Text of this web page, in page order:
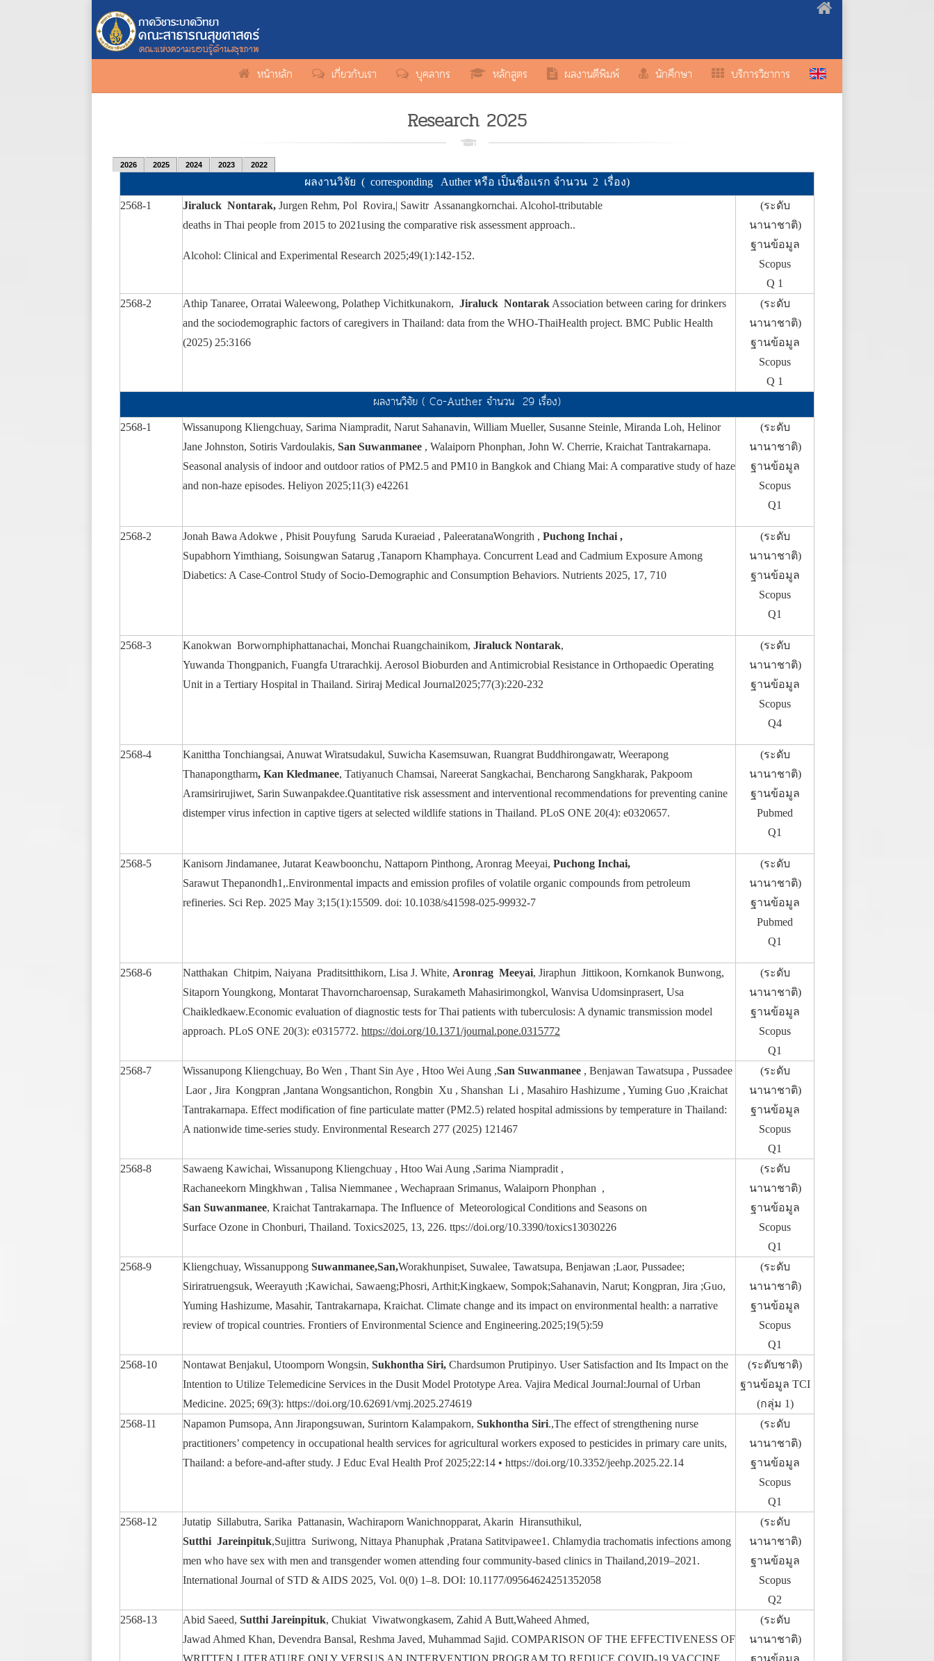
หน้าหลัก เกี่ยวกับเรา บุคลากร หลักสูตร ผลงานตีพิมพ์ นักศึกษา บริการวิชาการ
Research 2025
2026 2025 2024 2023 2022
ผลงานวิจัย ( corresponding Auther หรือ เป็นชื่อแรก จำนวน 2 เรื่อง)
2568-1
Jiraluck Nontarak, Jurgen Rehm, Pol Rovira,| Sawitr Assanangkornchai. Alcohol-ttributable
deaths in Thai people from 2015 to 2021using the comparative risk assessment approach..
Alcohol: Clinical and Experimental Research 2025;49(1):142-152.
(ระดับ
นานาชาติ)
ฐานข้อมูล
Scopus
Q 1
2568-2
Athip Tanaree, Orratai Waleewong, Polathep Vichitkunakorn, Jiraluck Nontarak Association between caring for drinkers
and the sociodemographic factors of caregivers in Thailand: data from the WHO-ThaiHealth project. BMC Public Health
(2025) 25:3166
(ระดับ
นานาชาติ)
ฐานข้อมูล
Scopus
Q 1
ผลงานวิจัย ( Co-Auther จำนวน 29 เรื่อง)
2568-1
Wissanupong Kliengchuay, Sarima Niampradit, Narut Sahanavin, William Mueller, Susanne Steinle, Miranda Loh, Helinor
Jane Johnston, Sotiris Vardoulakis, San Suwanmanee , Walaiporn Phonphan, John W. Cherrie, Kraichat Tantrakarnapa.
Seasonal analysis of indoor and outdoor ratios of PM2.5 and PM10 in Bangkok and Chiang Mai: A comparative study of haze
and non-haze episodes. Heliyon 2025;11(3) e42261
(ระดับ
นานาชาติ)
ฐานข้อมูล
Scopus
Q1
2568-2 Jonah Bawa Adokwe , Phisit Pouyfung Saruda Kuraeiad , PaleeratanaWongrith , Puchong Inchai ,
Supabhorn Yimthiang, Soisungwan Satarug ,Tanaporn Khamphaya. Concurrent Lead and Cadmium Exposure Among
Diabetics: A Case-Control Study of Socio-Demographic and Consumption Behaviors. Nutrients 2025, 17, 710
(ระดับ
นานาชาติ)
ฐานข้อมูล
Scopus
Q1
2568-3 Kanokwan Borwornphiphattanachai, Monchai Ruangchainikom, Jiraluck Nontarak,
Yuwanda Thongpanich, Fuangfa Utrarachkij. Aerosol Bioburden and Antimicrobial Resistance in Orthopaedic Operating
Unit in a Tertiary Hospital in Thailand. Siriraj Medical Journal2025;77(3):220-232
(ระดับ
นานาชาติ)
ฐานข้อมูล
Scopus
Q4
2568-4
Kanittha Tonchiangsai, Anuwat Wiratsudakul, Suwicha Kasemsuwan, Ruangrat Buddhirongawatr, Weerapong
Thanapongtharm, Kan Kledmanee, Tatiyanuch Chamsai, Nareerat Sangkachai, Bencharong Sangkharak, Pakpoom
Aramsirirujiwet, Sarin Suwanpakdee.Quantitative risk assessment and interventional recommendations for preventing canine
distemper virus infection in captive tigers at selected wildlife stations in Thailand. PLoS ONE 20(4): e0320657.
(ระดับ
นานาชาติ)
ฐานข้อมูล
Pubmed
Q1
2568-5 Kanisorn Jindamanee, Jutarat Keawboonchu, Nattaporn Pinthong, Aronrag Meeyai, Puchong Inchai,
Sarawut Thepanondh1,.Environmental impacts and emission profiles of volatile organic compounds from petroleum
refineries. Sci Rep. 2025 May 3;15(1):15509. doi: 10.1038/s41598-025-99932-7
(ระดับ
นานาชาติ)
ฐานข้อมูล
Pubmed
Q1
2568-6 Natthakan Chitpim, Naiyana Praditsitthikorn, Lisa J. White, Aronrag Meeyai, Jiraphun Jittikoon, Kornkanok Bunwong,
Sitaporn Youngkong, Montarat Thavorncharoensap, Surakameth Mahasirimongkol, Wanvisa Udomsinprasert, Usa
Chaikledkaew.Economic evaluation of diagnostic tests for Thai patients with tuberculosis: A dynamic transmission model
approach. PLoS ONE 20(3): e0315772. https://doi.org/10.1371/journal.pone.0315772
(ระดับ
นานาชาติ)
ฐานข้อมูล
Scopus
Q1
2568-7
Wissanupong Kliengchuay, Bo Wen , Thant Sin Aye , Htoo Wei Aung ,San Suwanmanee , Benjawan Tawatsupa , Pussadee
Laor , Jira Kongpran ,Jantana Wongsantichon, Rongbin Xu , Shanshan Li , Masahiro Hashizume , Yuming Guo ,Kraichat
Tantrakarnapa. Effect modification of fine particulate matter (PM2.5) related hospital admissions by temperature in Thailand:
A nationwide time-series study. Environmental Research 277 (2025) 121467
(ระดับ
นานาชาติ)
ฐานข้อมูล
Scopus
Q1
2568-8
Sawaeng Kawichai, Wissanupong Kliengchuay , Htoo Wai Aung ,Sarima Niampradit ,
Rachaneekorn Mingkhwan , Talisa Niemmanee , Wechapraan Srimanus, Walaiporn Phonphan ,
San Suwanmanee, Kraichat Tantrakarnapa. The Influence of Meteorological Conditions and Seasons on
Surface Ozone in Chonburi, Thailand. Toxics2025, 13, 226. ttps://doi.org/10.3390/toxics13030226
(ระดับ
นานาชาติ)
ฐานข้อมูล
Scopus
Q1
2568-9
Kliengchuay, Wissanuppong Suwanmanee,San,Worakhunpiset, Suwalee, Tawatsupa, Benjawan ;Laor, Pussadee;
Siriratruengsuk, Weerayuth ;Kawichai, Sawaeng;Phosri, Arthit;Kingkaew, Sompok;Sahanavin, Narut; Kongpran, Jira ;Guo,
Yuming Hashizume, Masahir, Tantrakarnapa, Kraichat. Climate change and its impact on environmental health: a narrative
review of tropical countries. Frontiers of Environmental Science and Engineering.2025;19(5):59
(ระดับ
นานาชาติ)
ฐานข้อมูล
Scopus
Q1
2568-10
Nontawat Benjakul, Utoomporn Wongsin, Sukhontha Siri, Chardsumon Prutipinyo. User Satisfaction and Its Impact on the
Intention to Utilize Telemedicine Services in the Dusit Model Prototype Area. Vajira Medical Journal:Journal of Urban
Medicine. 2025; 69(3): https://doi.org/10.62691/vmj.2025.274619
(ระดับชาติ)
ฐานข้อมูล TCI
(กลุ่ม 1)
2568-11
Napamon Pumsopa, Ann Jirapongsuwan, Surintorn Kalampakorn, Sukhontha Siri.,The effect of strengthening nurse
practitioners’ competency in occupational health services for agricultural workers exposed to pesticides in primary care units,
Thailand: a before-and-after study. J Educ Eval Health Prof 2025;22:14 • https://doi.org/10.3352/jeehp.2025.22.14
(ระดับ
นานาชาติ)
ฐานข้อมูล
Scopus
Q1
2568-12
Jutatip Sillabutra, Sarika Pattanasin, Wachiraporn Wanichnopparat, Akarin Hiransuthikul,
Sutthi Jareinpituk,Sujittra Suriwong, Nittaya Phanuphak ,Pratana Satitvipawee1. Chlamydia trachomatis infections among
men who have sex with men and transgender women attending four community-based clinics in Thailand,2019–2021.
International Journal of STD & AIDS 2025, Vol. 0(0) 1–8. DOI: 10.1177/09564624251352058
(ระดับ
นานาชาติ)
ฐานข้อมูล
Scopus
Q2
2568-13
Abid Saeed, Sutthi Jareinpituk, Chukiat Viwatwongkasem, Zahid A Butt,Waheed Ahmed,
Jawad Ahmed Khan, Devendra Bansal, Reshma Javed, Muhammad Sajid. COMPARISON OF THE EFFECTIVENESS OF
WRITTEN LITERATURE ONLY VERSUS AN INTERVENTION PROGRAM TO REDUCE COVID-19 VACCINE
(ระดับ
นานาชาติ)
ฐานข้อมูล